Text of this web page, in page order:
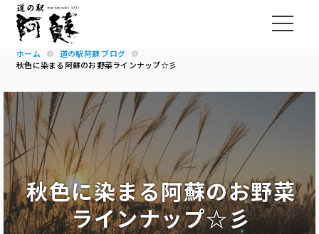
ホーム
道の駅阿蘇 ブログ
秋色に染まる阿蘇のお野菜ラインナップ☆彡
秋色に染まる阿蘇のお野菜
ラインナップ☆彡